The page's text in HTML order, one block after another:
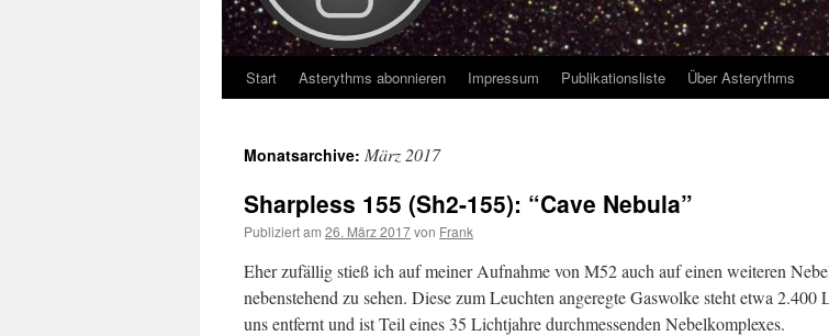
Zum
springen
Start Asterythms abonnieren Impressum Publikationsliste Über Asterythms
Monatsarchive: März 2017
Sharpless 155 (Sh2-155): “Cave Nebula”
Publiziert am 26. März 2017von Frank
Eher zufällig stieß ich auf meiner Aufnahme von M52 auch auf einen weiteren
nebenstehend zu sehen. Diese zum Leuchten angeregte Gaswolke steht etwa 2.400
uns entfernt und ist Teil eines 35 Lichtjahre durchmessenden Nebelkomplexes.